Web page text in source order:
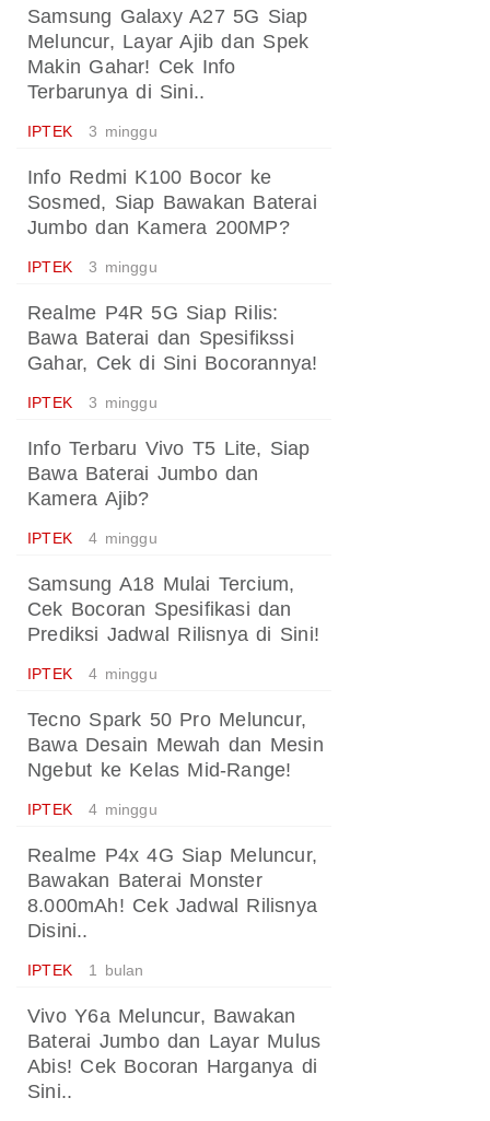
Samsung Galaxy A27 5G Siap
Meluncur, Layar Ajib dan Spek
Makin Gahar! Cek Info
Terbarunya di Sini..
IPTEK 3 minggu
Info Redmi K100 Bocor ke
Sosmed, Siap Bawakan Baterai
Jumbo dan Kamera 200MP?
IPTEK 3 minggu
Realme P4R 5G Siap Rilis:
Bawa Baterai dan Spesifikssi
Gahar, Cek di Sini Bocorannya!
IPTEK 3 minggu
Info Terbaru Vivo T5 Lite, Siap
Bawa Baterai Jumbo dan
Kamera Ajib?
IPTEK 4 minggu
Samsung A18 Mulai Tercium,
Cek Bocoran Spesifikasi dan
Prediksi Jadwal Rilisnya di Sini!
IPTEK 4 minggu
Tecno Spark 50 Pro Meluncur,
Bawa Desain Mewah dan Mesin
Ngebut ke Kelas Mid-Range!
IPTEK 4 minggu
Realme P4x 4G Siap Meluncur,
Bawakan Baterai Monster
8.000mAh! Cek Jadwal Rilisnya
Disini..
IPTEK 1 bulan
Vivo Y6a Meluncur, Bawakan
Baterai Jumbo dan Layar Mulus
Abis! Cek Bocoran Harganya di
Sini..